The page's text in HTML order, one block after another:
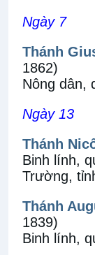
Ngày 7
Thánh
1862)
Nông dân,
Ngày 13
Thánh
Binh lính,
Trường,
Thánh
1839)
Binh lính,